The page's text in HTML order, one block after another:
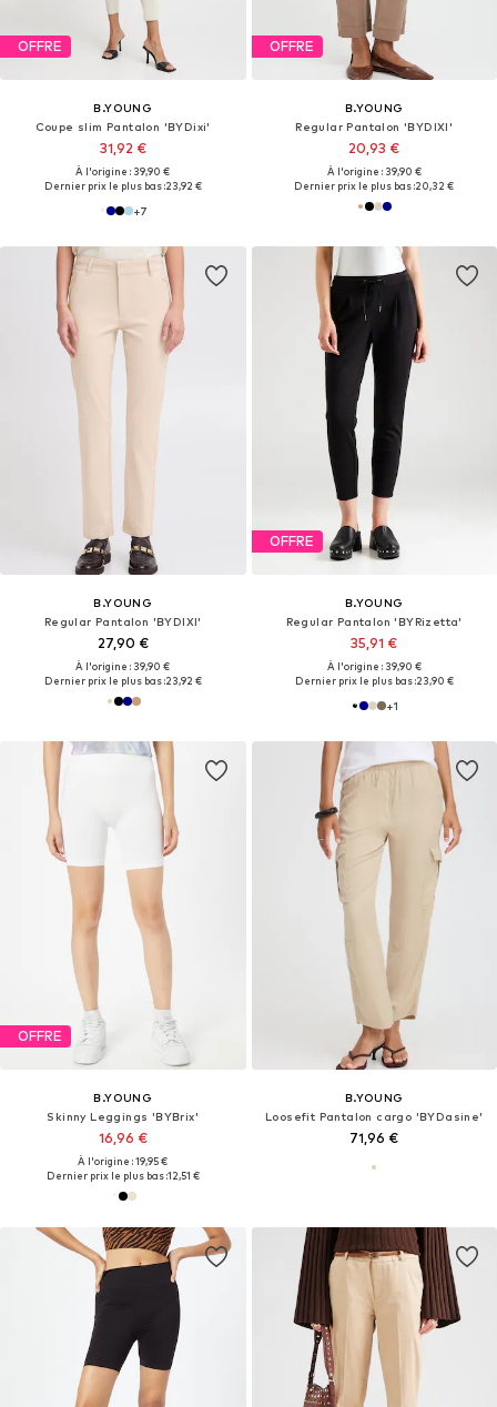
OFFRE
B.YOUNG
Coupe slim Pantalon 'BYDixi'
31,92 €
À l'origine : 39,90 €
Dernier prix le plus bas :23,92 €
+7
OFFRE
B.YOUNG
Regular Pantalon 'BYDIXI'
20,93 €
À l'origine : 39,90 €
Dernier prix le plus bas :20,32 €
B.YOUNG
Regular Pantalon 'BYDIXI'
27,90 €
À l'origine : 39,90 €
Dernier prix le plus bas :23,92 €
OFFRE
B.YOUNG
Regular Pantalon 'BYRizetta'
35,91 €
À l'origine : 39,90 €
Dernier prix le plus bas :23,90 €
+1
OFFRE
B.YOUNG
Skinny Leggings 'BYBrix'
16,96 €
À l'origine : 19,95 €
Dernier prix le plus bas :12,51 €
B.YOUNG
Loosefit Pantalon cargo 'BYDasine'
71,96 €